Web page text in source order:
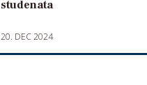
studenata
20. DEC 2024